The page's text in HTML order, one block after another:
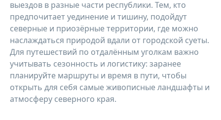
выездов в разные части республики. Тем, кто
предпочитает уединение и тишину, подойдут
северные и приозёрные территории, где можно
наслаждаться природой вдали от городской суеты.
Для путешествий по отдалённым уголкам важно
учитывать сезонность и логистику: заранее
планируйте маршруты и время в пути, чтобы
открыть для себя самые живописные ландшафты и
атмосферу северного края.